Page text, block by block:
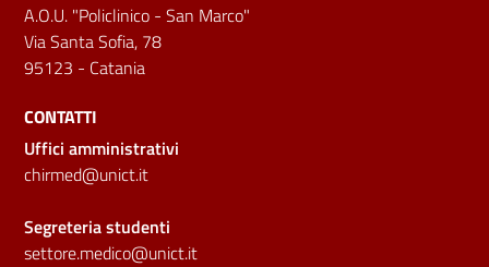
A.O.U. "Policlinico - San Marco"
Via Santa Sofia, 78
95123 - Catania
CONTATTI
Uffici amministrativi
chirmed@unict.it
Segreteria studenti
settore.medico@unict.it